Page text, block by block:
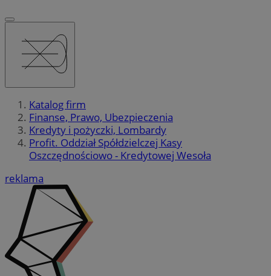
Katalog firm
Finanse, Prawo, Ubezpieczenia
Kredyty i pożyczki, Lombardy
Profit. Oddział Spółdzielczej Kasy
Oszczędnościowo - Kredytowej Wesoła
reklama